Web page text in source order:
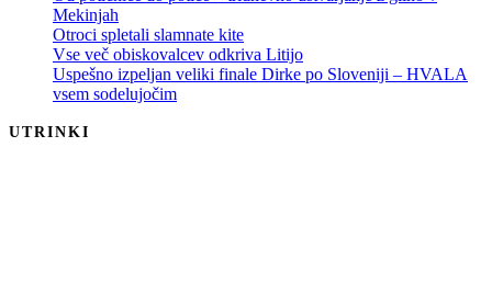
Mekinjah
Otroci spletali slamnate kite
Vse več obiskovalcev odkriva Litijo
Uspešno izpeljan veliki finale Dirke po Sloveniji – HVALA
vsem sodelujočim
UTRINKI